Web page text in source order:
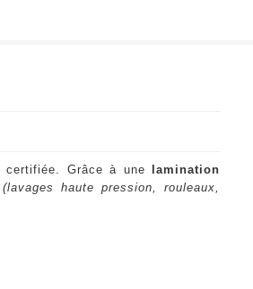
certifiée. Grâce à une
lamination
(lavages haute pression, rouleaux,